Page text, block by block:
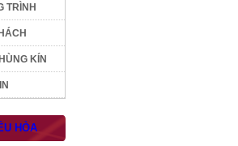
TRÌNH
KÍN
HÒA